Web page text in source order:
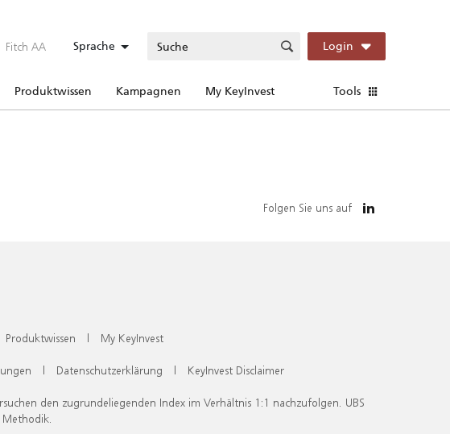
Fitch AA Sprache Login
Produktwissen Kampagnen My KeyInvest Tools
Folgen Sie uns auf
Produktwissen | My KeyInvest
| Datenschutzerklärung | KeyInvest Disclaimer
den zugrundeliegenden Index im Verhältnis 1:1 nachzufolgen. UBS